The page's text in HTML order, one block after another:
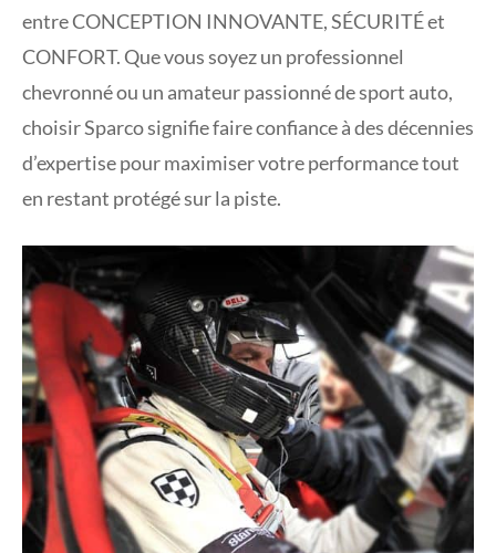
entre CONCEPTION INNOVANTE, SÉCURITÉ et
CONFORT. Que vous soyez un professionnel
chevronné ou un amateur passionné de sport auto,
choisir Sparco signifie faire confiance à des décennies
d’expertise pour maximiser votre performance tout
en restant protégé sur la piste.